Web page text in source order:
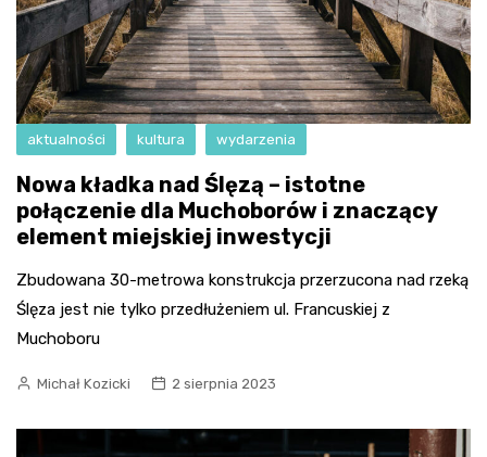
aktualności kultura wydarzenia
Nowa kładka nad Ślęzą – istotne
połączenie dla Muchoborów i znaczący
element miejskiej inwestycji
Zbudowana 30-metrowa konstrukcja przerzucona nad rzeką
Ślęza jest nie tylko przedłużeniem ul. Francuskiej z
Muchoboru
Michał Kozicki 2 sierpnia 2023